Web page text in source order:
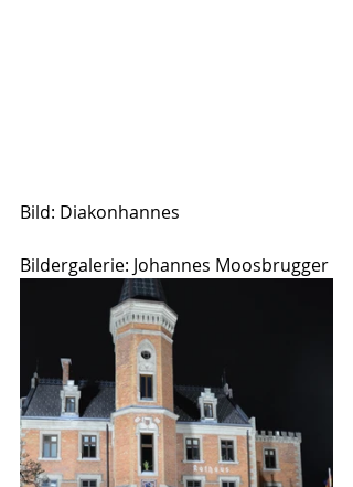
Bild: Diakonhannes
Bildergalerie: Johannes Moosbrugger